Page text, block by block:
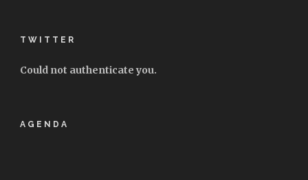
TWITTER
Could not authenticate you.
AGENDA